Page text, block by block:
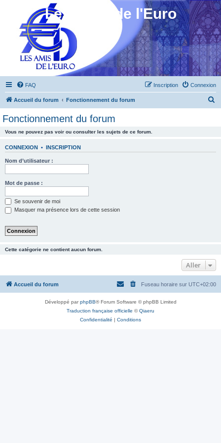
Les Amis de l'Euro
FAQ Connexion
Inscription
Accueil du forum Fonctionnement du forum
Fonctionnement du forum
Vous ne pouvez pas voir ou consulter les sujets de ce forum.
CONNEXION • INSCRIPTION
Nom d’utilisateur :
Mot de passe :
Se souvenir de moi
Masquer ma présence lors de cette session
Cette catégorie ne contient aucun forum.
Aller
Accueil du forum Fuseau horaire sur UTC+02:00
Développé parphpBB® Forum Software © phpBB Limited
Traduction française officielle ©Qiaeru
Confidentialité | Conditions